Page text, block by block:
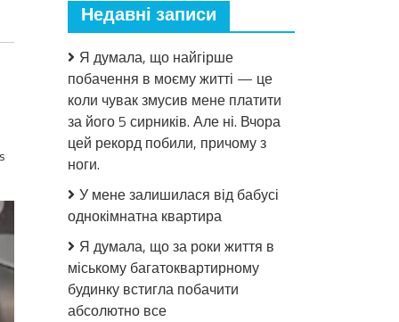
Недавні записи
Я думала, що найгірше
побачення в моєму житті — це
коли чувак змусив мене платити
за його 5 сирників. Але ні. Вчора
цей рекорд побили, причому з
ноги.
У мене залишилася від бабусі
однокімнатна квартира
Я думала, що за роки життя в
міському багатоквартирному
будинку встигла побачити
абсолютно все